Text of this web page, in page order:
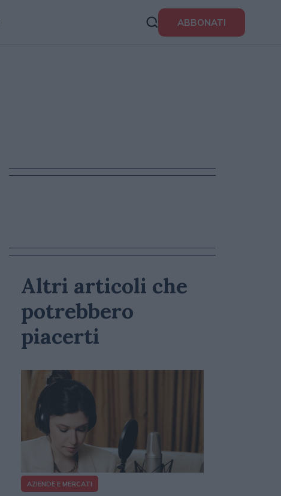
ABBONATI
Altri articoli che
potrebbero
piacerti
AZIENDE E MERCATI